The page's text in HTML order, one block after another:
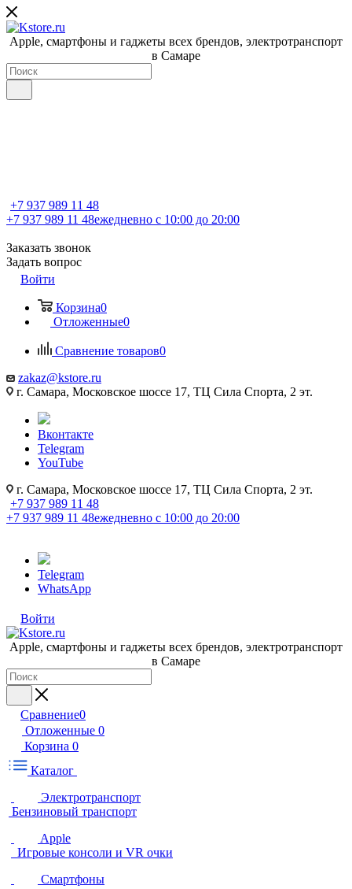
Apple, cмартфоны и гаджеты всех брендов, электротранспорт
в Самаре
+7 937 989 11 48
+7 937 989 11 48ежедневно с 10:00 до 20:00
Заказать звонок
Задать вопрос
Войти
Корзина0
Отложенные0
Сравнение товаров0
zakaz@kstore.ru
г. Самара, Московское шоссе 17, ТЦ Сила Спорта, 2 эт.
Вконтакте
Telegram
YouTube
г. Самара, Московское шоссе 17, ТЦ Сила Спорта, 2 эт.
+7 937 989 11 48
+7 937 989 11 48ежедневно с 10:00 до 20:00
Telegram
WhatsApp
Войти
Apple, cмартфоны и гаджеты всех брендов, электротранспорт
в Самаре
Сравнение0
Отложенные 0
Корзина 0
Каталог
Электротранспорт
Бензиновый транспорт
Apple
Игровые консоли и VR очки
Смартфоны